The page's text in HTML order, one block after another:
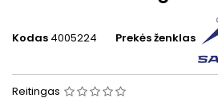
Kodas 4005224 Prekės ženklas
Reitingas